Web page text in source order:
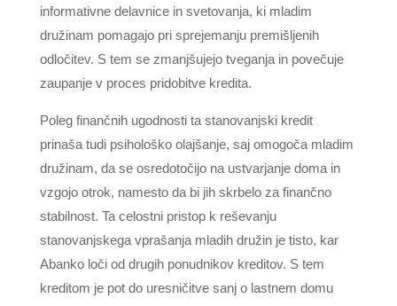
informativne delavnice in svetovanja, ki mladim
družinam pomagajo pri sprejemanju premišljenih
odločitev. S tem se zmanjšujejo tveganja in povečuje
zaupanje v proces pridobitve kredita.
Poleg finančnih ugodnosti ta stanovanjski kredit
prinaša tudi psihološko olajšanje, saj omogoča mladim
družinam, da se osredotočijo na ustvarjanje doma in
vzgojo otrok, namesto da bi jih skrbelo za finančno
stabilnost. Ta celostni pristop k reševanju
stanovanjskega vprašanja mladih družin je tisto, kar
Abanko loči od drugih ponudnikov kreditov. S tem
kreditom je pot do uresničitve sanj o lastnem domu